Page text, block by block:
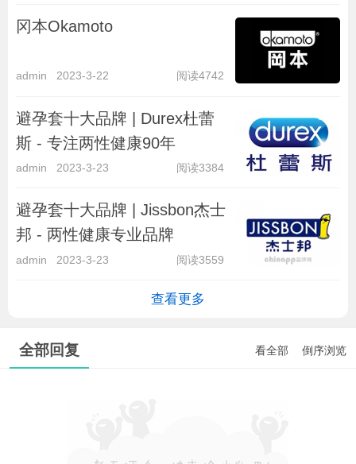
冈本Okamoto
admin 2023-3-22 阅读4742
避孕套十大品牌 | Durex杜蕾
斯 - 专注两性健康90年
admin 2023-3-23 阅读3384
避孕套十大品牌 | Jissbon杰士
邦 - 两性健康专业品牌
admin 2023-3-23 阅读3559
查看更多
全部回复 看全部 倒序浏览